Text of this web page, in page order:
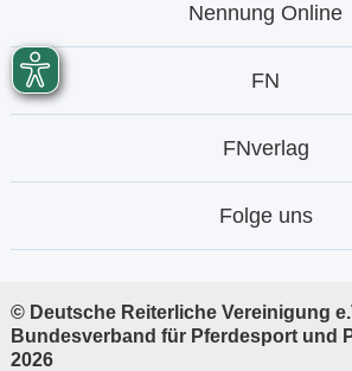
Nennung Online
FN
FNverlag
Folge uns
© Deutsche Reiterliche Vereinigung
Bundesverband für Pferdesport und
2026